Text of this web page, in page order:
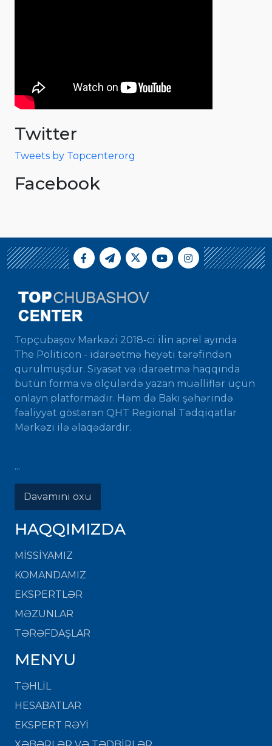
Twitter
Tweets by Topcenterorg
Facebook
Topçubaşov Mərkəzi 2018-ci ilin aprel ayında
The Politicon - idarəetmə heyəti tərəfindən
qurulmuşdur. Siyasət və idarəetmə haqqında
bütün forma və ölçülərdə yazan müəlliflər üçün
onlayn platformadır. Həm də Bakı şəhərində
fəaliyyət göstərən QHT Regional Tədqiqatlar
Mərkəzi ilə əlaqədardır.
...
Davamını oxu
HAQQIMIZDA
MISSIYAMIZ
KOMANDAMIZ
EKSPERTLƏR
MƏZUNLAR
TƏRƏFDAŞLAR
MENYU
TƏHLİL
HESABATLAR
EKSPERT RƏYİ